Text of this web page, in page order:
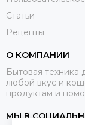
Статьи
Рецепты
О КОМПАНИИ
Бытовая
любой вкус и
продуктам и
МЫ В